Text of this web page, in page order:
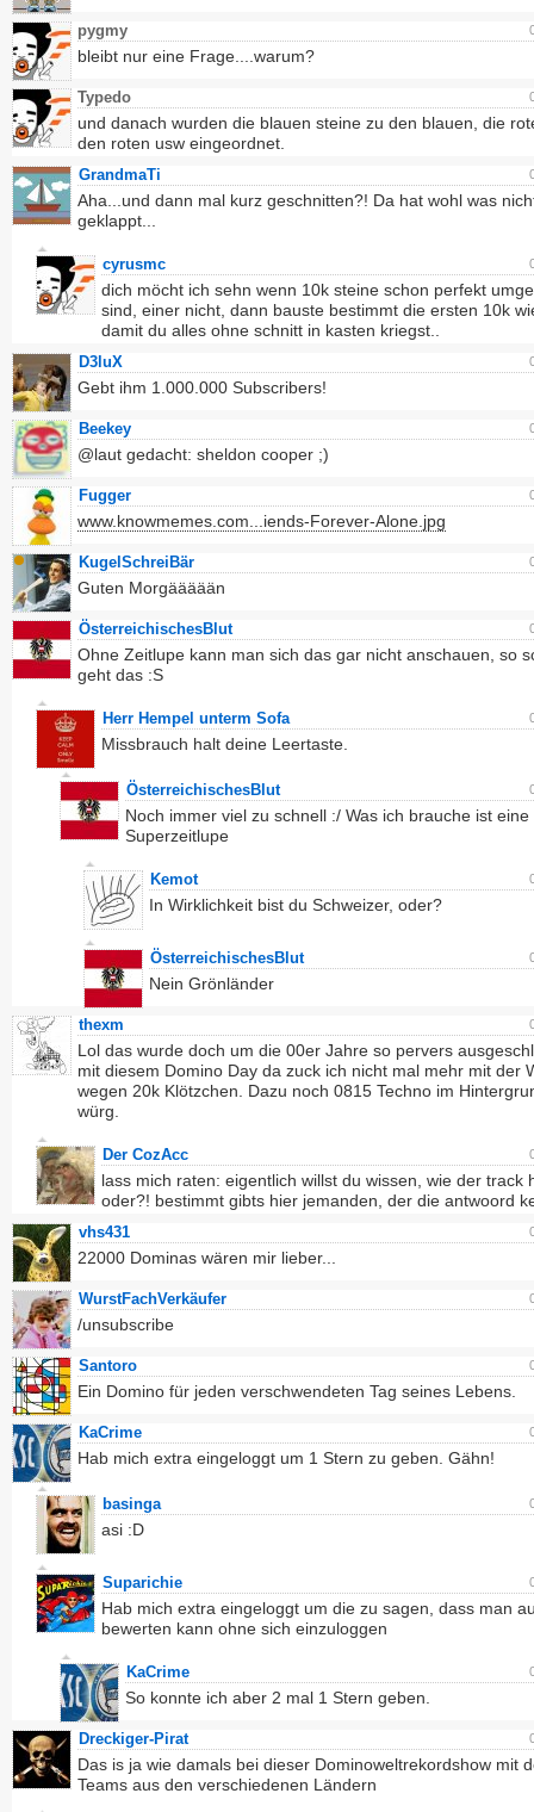
pygmy
bleibt nur eine Frage....warum?
Typedo
und danach wurden die blauen steine zu den blauen, die
den roten usw eingeordnet.
GrandmaTi
Aha...und dann mal kurz geschnitten?! Da hat wohl was
geklappt...
cyrusmc
dich möcht ich sehn wenn 10k steine schon perfekt
sind, einer nicht, dann bauste bestimmt die ersten 10k
damit du alles ohne schnitt in kasten kriegst..
D3luX
Gebt ihm 1.000.000 Subscribers!
Beekey
@laut gedacht: sheldon cooper ;)
Fugger
www.knowmemes.com...iends-Forever-Alone.jpg
KugelSchreiBär
Guten Morgäääään
ÖsterreichischesBlut
Ohne Zeitlupe kann man sich das gar nicht anschauen, so
geht das :S
Herr Hempel unterm Sofa
Missbrauch halt deine Leertaste.
ÖsterreichischesBlut
Noch immer viel zu schnell :/ Was ich brauche ist eine
Superzeitlupe
Kemot
In Wirklichkeit bist du Schweizer, oder?
ÖsterreichischesBlut
Nein Grönländer
thexm
Lol das wurde doch um die 00er Jahre so pervers
mit diesem Domino Day da zuck ich nicht mal mehr mit der
wegen 20k Klötzchen. Dazu noch 0815 Techno im
würg.
Der CozAcc
lass mich raten: eigentlich willst du wissen, wie der track
oder?! bestimmt gibts hier jemanden, der die antwoord
vhs431
22000 Dominas wären mir lieber...
WurstFachVerkäufer
/unsubscribe
Santoro
Ein Domino für jeden verschwendeten Tag seines Lebens.
KaCrime
Hab mich extra eingeloggt um 1 Stern zu geben. Gähn!
basinga
asi :D
Suparichie
Hab mich extra eingeloggt um die zu sagen, dass man
bewerten kann ohne sich einzuloggen
KaCrime
So konnte ich aber 2 mal 1 Stern geben.
Dreckiger-Pirat
Das is ja wie damals bei dieser Dominoweltrekordshow mit
Teams aus den verschiedenen Ländern